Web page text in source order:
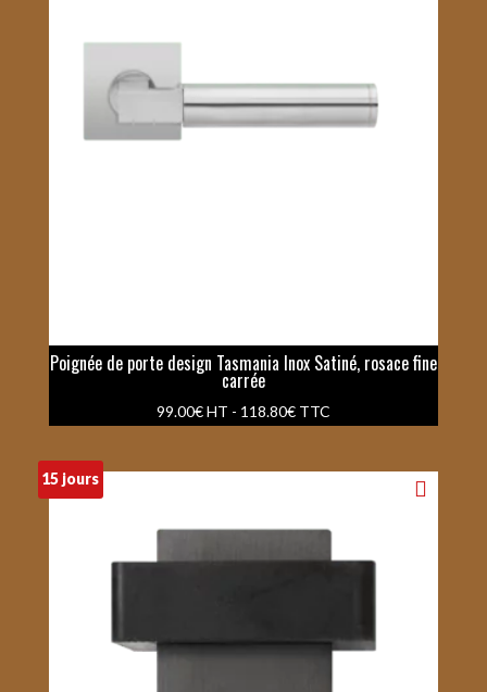
Poignée de porte design Tasmania Inox Satiné, rosace fine
carrée
99.00€HT - 118.80€TTC
15 jours